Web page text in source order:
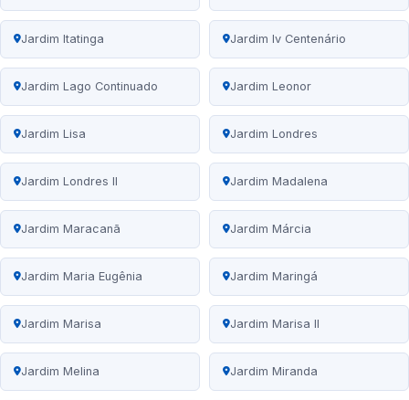
Jardim Itatinga Jardim Iv Centenário
Jardim Lago Continuado Jardim Leonor
Jardim Lisa Jardim Londres
Jardim Londres II Jardim Madalena
Jardim Maracanã Jardim Márcia
Jardim Maria Eugênia Jardim Maringá
Jardim Marisa Jardim Marisa II
Jardim Melina Jardim Miranda